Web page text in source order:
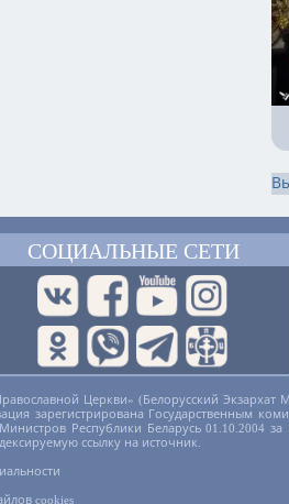
СОЦИАЛЬНЫЕ СЕТИ
Церкви» (Белорусский
зарегистрирована Государственным
Республики Беларусь 01.10.2004
ссылку на источник.
cookies